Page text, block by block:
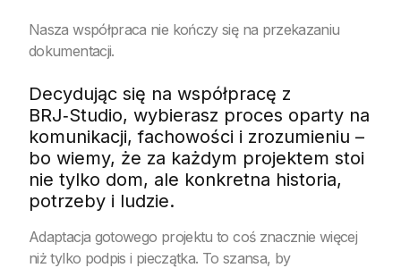
Nasza współpraca nie kończy się na przekazaniu
dokumentacji.
Decydując się na współpracę z
BRJ‑Studio, wybierasz proces oparty na
komunikacji, fachowości i zrozumieniu –
bo wiemy, że za każdym projektem stoi
nie tylko dom, ale konkretna historia,
potrzeby i ludzie.
Adaptacja gotowego projektu to coś znacznie więcej
niż tylko podpis i pieczątka. To szansa, by